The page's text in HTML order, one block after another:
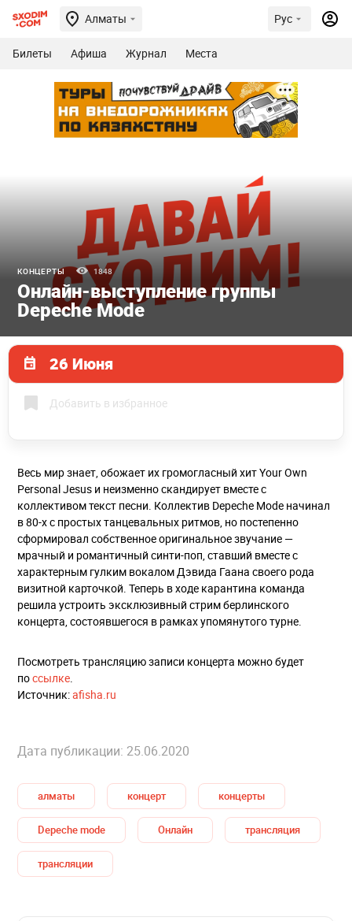
Алматы Рус
Билеты Афиша Журнал Места
КОНЦЕРТЫ 1848
Онлайн-выступление группы
Depeche Mode
26 Июня
Добавить в избранное
Весь мир знает, обожает их громогласный хит Your Own
Personal Jesus и неизменно скандирует вместе с
коллективом текст песни. Коллектив Depeche Mode начинал
в 80-х с простых танцевальных ритмов, но постепенно
сформировал собственное оригинальное звучание —
мрачный и романтичный синти-поп, ставший вместе с
характерным гулким вокалом Дэвида Гаана своего рода
визитной карточкой. Теперь в ходе карантина команда
решила устроить эксклюзивный стрим берлинского
концерта, состоявшегося в рамках упомянутого турне.
Посмотреть трансляцию записи концерта можно будет
поссылке
Источник:afisha.ru
Дата публикации: 25.06.2020
алматы концерт концерты
Depeche mode Онлайн трансляция
трансляции